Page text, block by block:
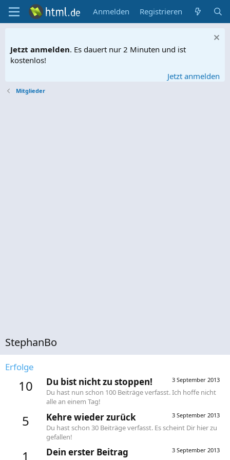
Anmelden Registrieren
Jetzt anmelden. Es dauert nur 2 Minuten und ist
kostenlos!
Jetzt anmelden
Mitglieder
StephanBo
Erfolge
10 3 September 2013
Du bist nicht zu stoppen!
Du hast nun schon 100 Beiträge verfasst. Ich hoffe nicht
alle an einem Tag!
5 3 September 2013
Kehre wieder zurück
Du hast schon 30 Beiträge verfasst. Es scheint Dir hier zu
gefallen!
1 3 September 2013
Dein erster Beitrag